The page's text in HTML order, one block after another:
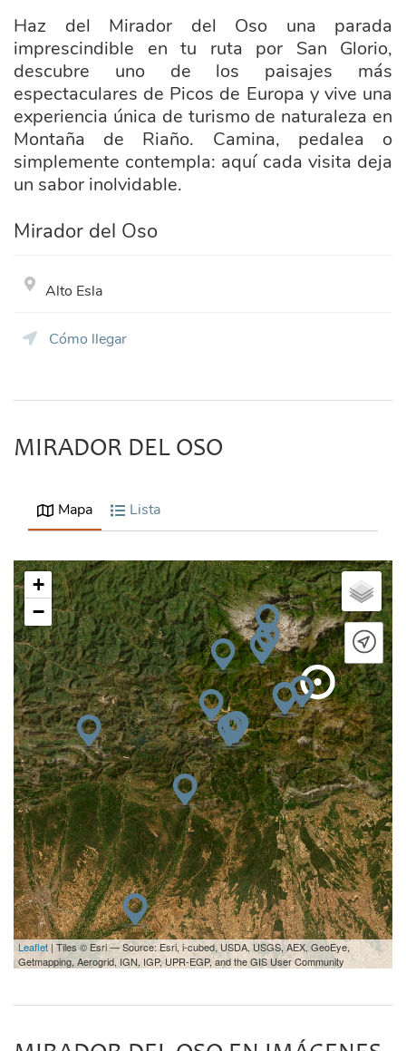
Haz del Mirador del Oso una parada
imprescindible en tu ruta por San Glorio,
descubre uno de los paisajes más
espectaculares de Picos de Europa y vive una
experiencia única de turismo de naturaleza en
Montaña de Riaño. Camina, pedalea o
simplemente contempla: aquí cada visita deja
un sabor inolvidable.
Mirador del Oso
Alto Esla
Cómo llegar
MIRADOR DEL OSO
Mapa Lista
+
−
Leaflet| Tiles © Esri — Source: Esri, i-cubed, USDA, USGS, AEX, GeoEye,
Getmapping, Aerogrid, IGN, IGP, UPR-EGP, and the GIS User Community